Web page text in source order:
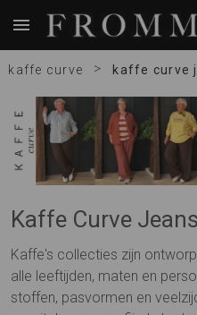
kaffe curve > kaffe curve
Kaffe Curve Jeans
Kaffe's collecties zijn
alle leeftijden, maten en
stoffen, pasvormen en